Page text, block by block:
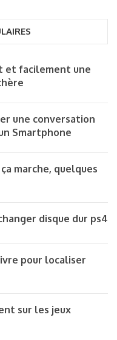
et facilement une
une conversation
Smartphone
marche, quelques
disque dur ps4
pour localiser
sur les jeux